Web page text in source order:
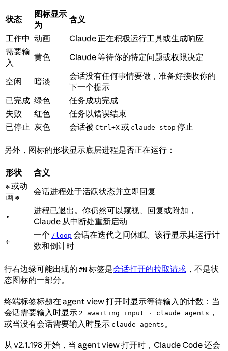
状态
图标显示
为
含义
工作中 动画
Claude 正在积极运行工具或生成响应
需要输
入
黄色 Claude 等待你的特定问题或权限决定
空闲 暗淡
会话没有任何事情要做，准备好接收你的
下一个提示
已完成 绿色
任务成功完成
失败
红色
任务以错误结束
已停止 灰色 会话被 Ctrl+X 或 claude stop 停止
另外，图标的形状显示底层进程是否正在运行：
形状 含义
✻ 或动
画 ✽
会话进程处于活跃状态并立即回复
∙
进程已退出。你仍然可以窥视、回复或附加，
Claude 从中断处重新启动
✢
一个 /loop 会话在迭代之间休眠。该行显示其运行计
数和倒计时
行右边缘可能出现的 #N 标签是会话打开的拉取请求 ，不是状
态图标的一部分。
终端标签标题在 agent view 打开时显示等待输入的计数：当
会话需要输入时显示 2 awaiting input · claude agents ，
或当没有会话需要输入时显示 claude agents 。
从 v2.1.198 开始，当 agent view 打开时，Claude Code 还会